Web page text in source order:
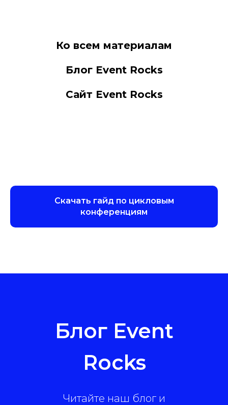
Ко всем материалам
Блог Event Rocks
Сайт Event Rocks
Скачать гайд по цикловым
конференциям
Блог Event
Rocks
Читайте наш блог и